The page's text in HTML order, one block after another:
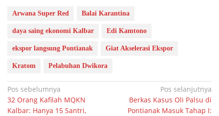
Arwana Super Red Balai Karantina
daya saing ekonomi Kalbar Edi Kamtono
ekspor langsung Pontianak Giat Akselerasi Ekspor
Kratom Pelabuhan Dwikora
Navigasi
pos
Pos sebelumnya
32 Orang Kafilah MQKN
Kalbar: Hanya 15 Santri,
Pos selanjutnya
Berkas Kasus Oli Palsu di
Pontianak Masuk Tahap I: